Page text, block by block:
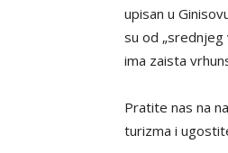
upisan u
su od „srednjeg
ima zaista
Pratite nas na
turizma i